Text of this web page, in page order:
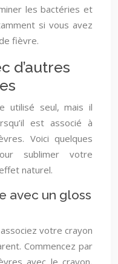
les bactéries et
si vous avez
fièvre.
d’autres
utilisé seul, mais il
est associé à
Voici quelques
sublimer votre
naturel.
avec un gloss
votre crayon
Commencez par
avec le crayon,